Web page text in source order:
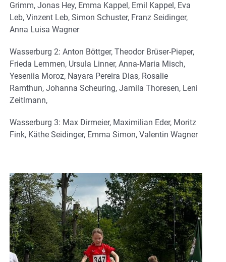
Grimm, Jonas Hey, Emma Kappel, Emil Kappel, Eva
Leb, Vinzent Leb, Simon Schuster, Franz Seidinger,
Anna Luisa Wagner
Wasserburg 2: Anton Böttger, Theodor Brüser-Pieper,
Frieda Lemmen, Ursula Linner, Anna-Maria Misch,
Yeseniia Moroz, Nayara Pereira Dias, Rosalie
Ramthun, Johanna Scheuring, Jamila Thoresen, Leni
Zeitlmann,
Wasserburg 3: Max Dirmeier, Maximilian Eder, Moritz
Fink, Käthe Seidinger, Emma Simon, Valentin Wagner